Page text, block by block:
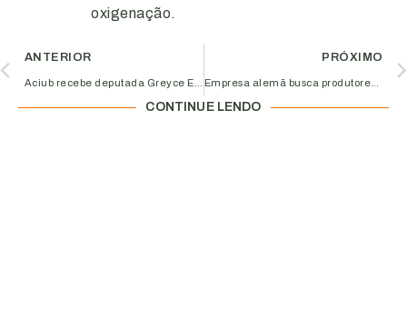
oxigenação.
ANTERIOR PRÓXIMO
CONTINUE LENDO